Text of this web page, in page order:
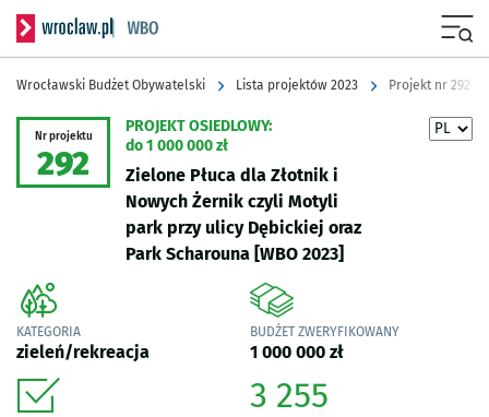
Serwis informacyjny wroclaw.pl podserwis: Wrocławski Budżet
Wrocławski Budżet Obywatelski Lista projektów 2023 Projekt nr 292
Nr projektu
292
PROJEKT OSIEDLOWY:
do 1 000 000 zł
Zielone Płuca dla Złotnik i
Nowych Żernik czyli Motyli
park przy ulicy Dębickiej oraz
Park Scharouna [WBO 2023]
KATEGORIA
zieleń/rekreacja
BUDŻET ZWERYFIKOWANY
1 000 000 zł
3 255